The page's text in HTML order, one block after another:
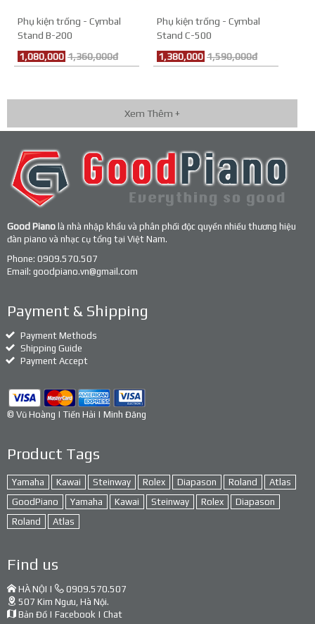
Phụ kiện trống - Cymbal
Stand B-200
1,080,000 1,360,000đ
Phụ kiện trống - Cymbal
Stand C-500
1,380,000 1,590,000đ
Xem Thêm +
Good Piano là nhà nhập khẩu và phân phối độc quyền nhiều thương hiệu
đàn piano và nhạc cụ tổng tại Việt Nam.
Phone: 0909.570.507
Email: goodpiano.vn@gmail.com
Payment & Shipping
Payment Methods
Shipping Guide
Payment Accept
© Vũ Hoàng | Tiến Hải | Minh Đăng
Product Tags
Yamaha Kawai Steinway Rolex Diapason Roland
Atlas
GoodPiano
Yamaha Kawai Steinway Rolex
Diapason
Roland
Atlas
Find us
HÀ NỘI |
0909.570.507
507 Kim Ngưu, Hà Nội.
Bản Đồ | Facebook | Chat